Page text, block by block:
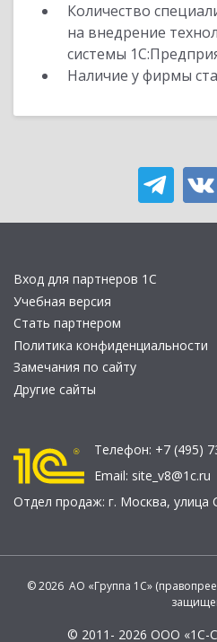
Количество
на внедрение
системы
Наличие у фирмы
Вход для партнеров 1С
Учебная версия
Стать партнером
Политика конфиденциальности
Замечания по сайту
Другие сайты
Телефон: +7 (495)
Email: site_v8@1c.ru
Отдел продаж: г. Москва, улица
© 2026 АО «Группа 1С»
© 2011- 2026 ООО «1С-